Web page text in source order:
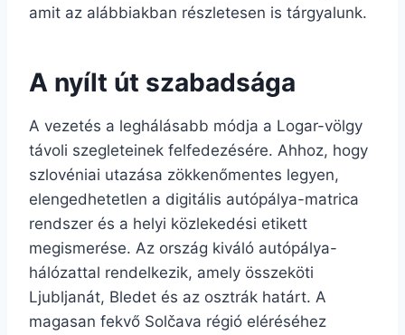
amit az alábbiakban részletesen is tárgyalunk.
A nyílt út szabadsága
A vezetés a leghálásabb módja a Logar-völgy
távoli szegleteinek felfedezésére. Ahhoz, hogy
szlovéniai utazása zökkenőmentes legyen,
elengedhetetlen a digitális autópálya-matrica
rendszer és a helyi közlekedési etikett
megismerése. Az ország kiváló autópálya-
hálózattal rendelkezik, amely összeköti
Ljubljanát, Bledet és az osztrák határt. A
magasan fekvő Solčava régió eléréséhez